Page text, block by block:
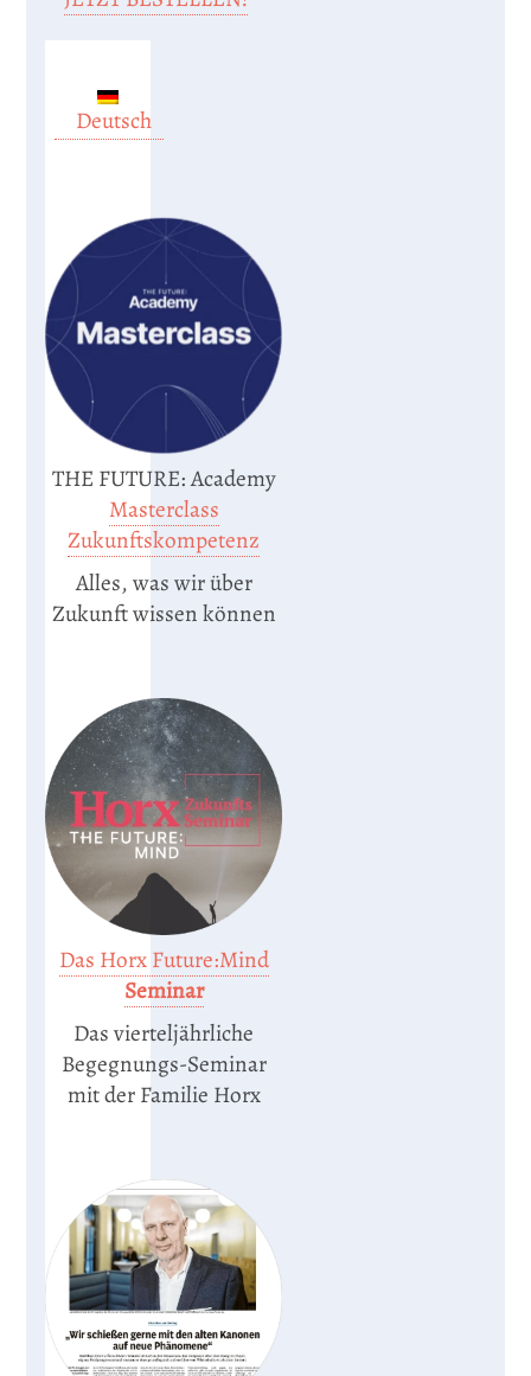
Deutsch
THE FUTURE: Academy
Masterclass
Zukunftskompetenz
Alles, was wir über
Zukunft wissen können
Das Horx Future:Mind
Seminar
Das vierteljährliche
Begegnungs-Seminar
mit der Familie Horx